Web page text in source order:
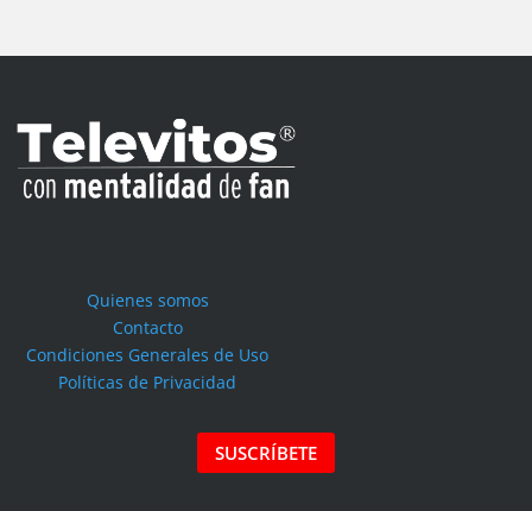
Quienes somos
Contacto
Condiciones Generales de Uso
Políticas de Privacidad
SUSCRÍBETE